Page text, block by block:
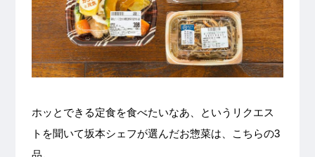
ホッとできる定食を食べたいなあ、というリクエス
トを聞いて坂本シェフが選んだお惣菜は、こちらの3